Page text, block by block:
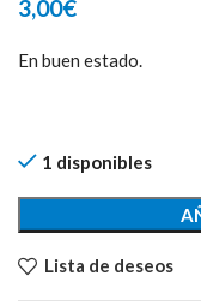
3,00€
En buen estado.
1 disponibles
Lista de deseos